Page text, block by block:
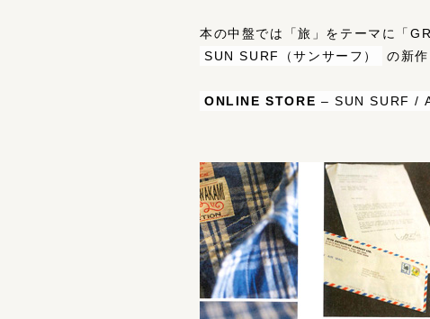
本の中盤では「旅」をテーマに「
SUN SURF（サンサーフ）
の新
ONLINE STORE –SUN SURF /